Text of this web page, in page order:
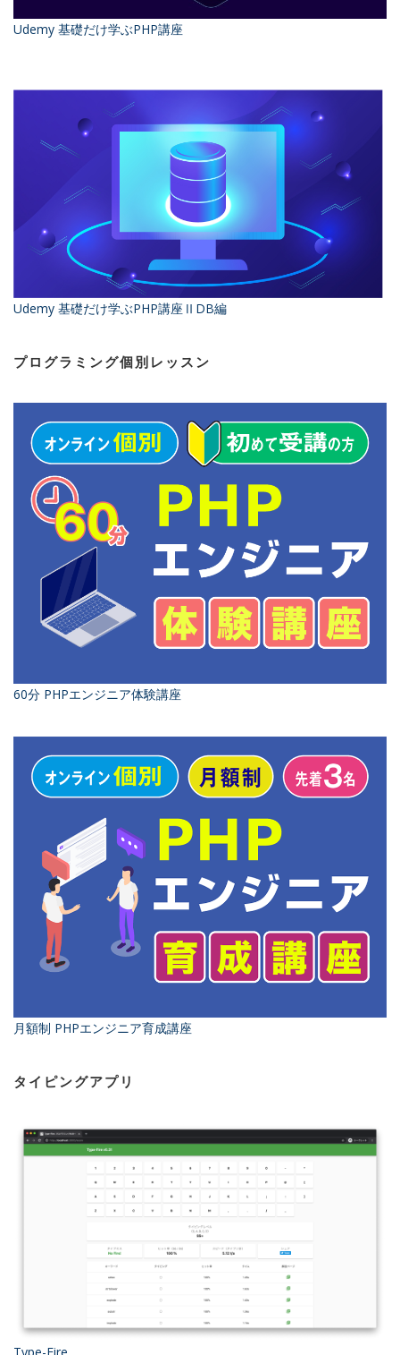
Udemy 基礎だけ学ぶPHP講座
Udemy 基礎だけ学ぶPHP講座ⅡDB編
プログラミング個別レッスン
60分 PHPエンジニア体験講座
月額制 PHPエンジニア育成講座
タイピングアプリ